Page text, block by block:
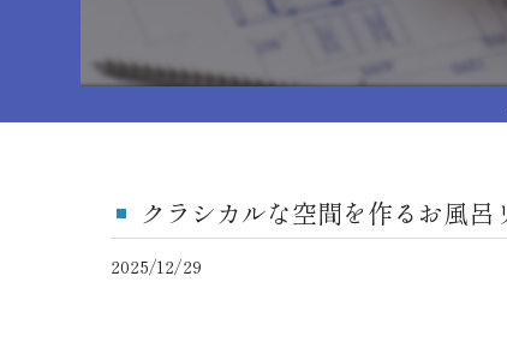
クラシカルな空間を作るお風
2025/12/29